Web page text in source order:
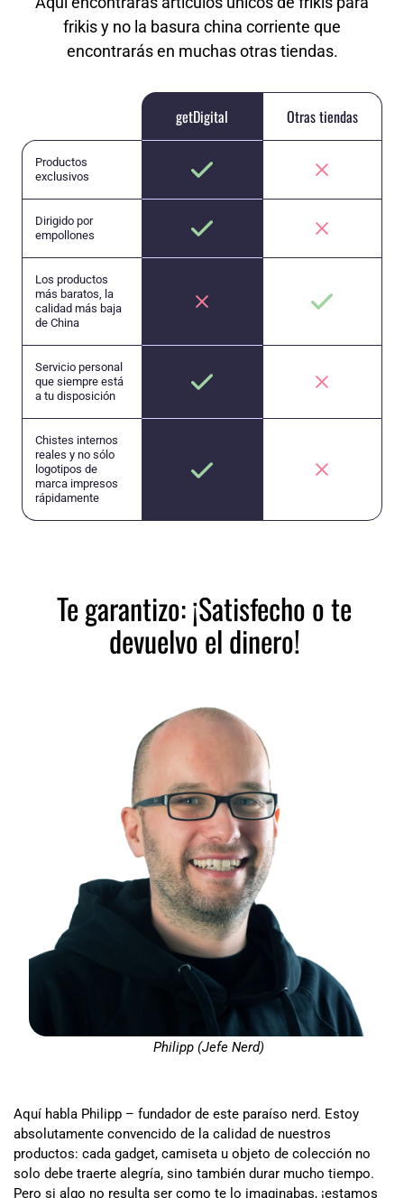
frikis y no la basura china corriente que
encontrarás en muchas otras tiendas.
getDigital Otras tiendas
Productos
exclusivos
Dirigido por
empollones
Los productos
más baratos, la
calidad más baja
de China
Servicio personal
que siempre está
a tu disposición
Chistes internos
reales y no sólo
logotipos de
marca impresos
rápidamente
Te garantizo: ¡Satisfecho o te
devuelvo el dinero!
Philipp (Jefe Nerd)
Aquí habla Philipp – fundador de este paraíso nerd. Estoy
absolutamente convencido de la calidad de nuestros
productos: cada gadget, camiseta u objeto de colección no
solo debe traerte alegría, sino también durar mucho tiempo.
Pero si algo no resulta ser como te lo imaginabas, ¡estamos